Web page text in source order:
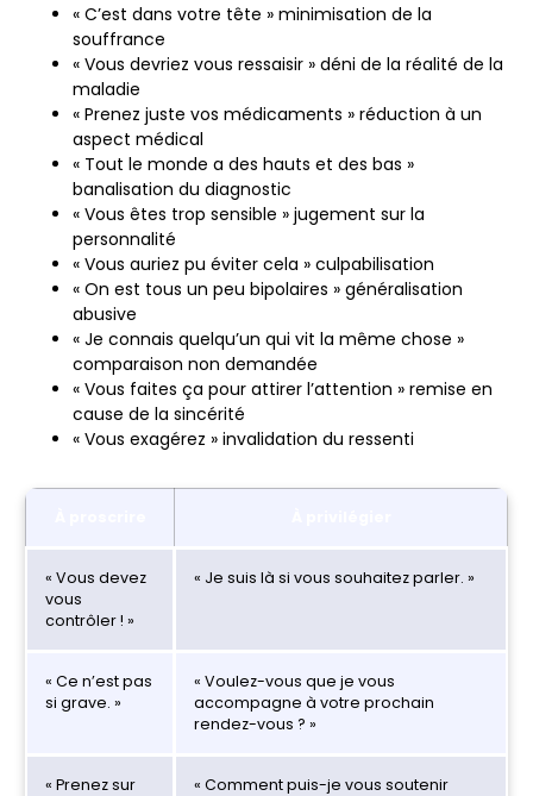
« C’est dans votre tête » minimisation de la
souffrance
« Vous devriez vous ressaisir » déni de la réalité de la
maladie
« Prenez juste vos médicaments » réduction à un
aspect médical
« Tout le monde a des hauts et des bas »
banalisation du diagnostic
« Vous êtes trop sensible » jugement sur la
personnalité
« Vous auriez pu éviter cela » culpabilisation
« On est tous un peu bipolaires » généralisation
abusive
« Je connais quelqu’un qui vit la même chose »
comparaison non demandée
« Vous faites ça pour attirer l’attention » remise en
cause de la sincérité
« Vous exagérez » invalidation du ressenti
« Vous devez
vous
contrôler ! »
« Je suis là si vous souhaitez parler. »
« Ce n’est pas
si grave. »
« Voulez-vous que je vous
accompagne à votre prochain
rendez-vous ? »
« Prenez sur
« Comment puis-je vous soutenir